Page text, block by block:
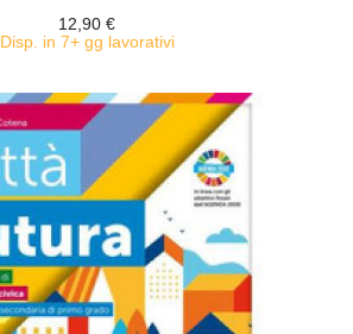
12,90 €
Disp. in 7+ gg lavorativi